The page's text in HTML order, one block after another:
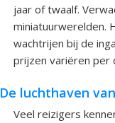
jaar of twaalf.
miniatuurwerelden.
wachtrijen bij de
prijzen variëren per
De luchthaven
Veel reizigers